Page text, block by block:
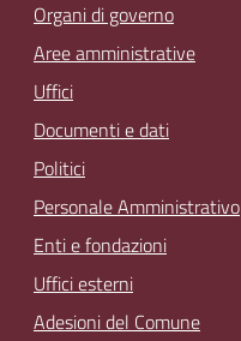
Organi di governo
Aree amministrative
Uffici
Documenti e dati
Politici
Personale Amministrativo
Enti e fondazioni
Uffici esterni
Adesioni del Comune